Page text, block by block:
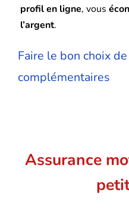
profil en ligne, vous
l’argent.
Faire le bon choix
complémentaires
Assurance